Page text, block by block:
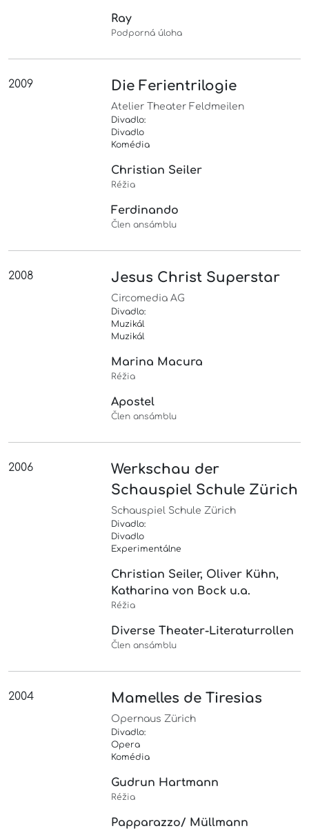
Ray
Podporná úloha
2009 Die Ferientrilogie
Atelier Theater Feldmeilen
Divadlo:
Divadlo
Komédia
Christian Seiler
Réžia
Ferdinando
Člen ansámblu
2008 Jesus Christ Superstar
Circomedia AG
Divadlo:
Muzikál
Muzikál
Marina Macura
Réžia
Apostel
Člen ansámblu
2006
Werkschau der
Schauspiel Schule Zürich
Schauspiel Schule Zürich
Divadlo:
Divadlo
Experimentálne
Christian Seiler, Oliver Kühn,
Katharina von Bock u.a.
Réžia
Diverse Theater-Literaturrollen
Člen ansámblu
2004 Mamelles de Tiresias
Opernaus Zürich
Divadlo:
Opera
Komédia
Gudrun Hartmann
Réžia
Papparazzo/ Müllmann